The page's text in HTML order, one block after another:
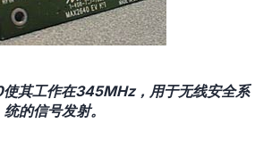
其工作在345MHz，用于无线安全系
统的信号发射。